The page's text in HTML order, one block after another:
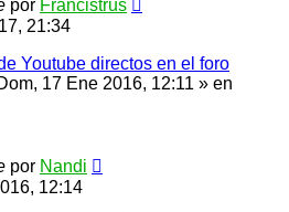
por Francistrus
21:34
Youtube directos en el foro
17 Ene 2016, 12:11 » en
por Nandi
12:14